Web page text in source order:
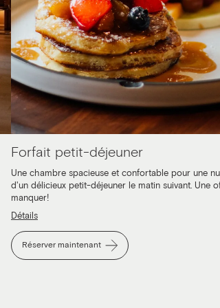
Forfait petit-déjeuner
Une chambre spacieuse et confortable pour une
d'un délicieux petit-déjeuner le matin suivant. Une
manquer!
Détails
Réserver maintenant